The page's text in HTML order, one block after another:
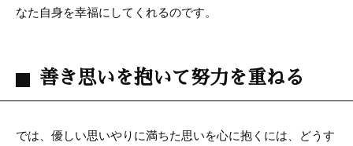
なた自身を幸福にしてくれるのです。
善き思いを抱いて努力を重ねる
では、優しい思いやりに満ちた思いを心に抱くには、どうす